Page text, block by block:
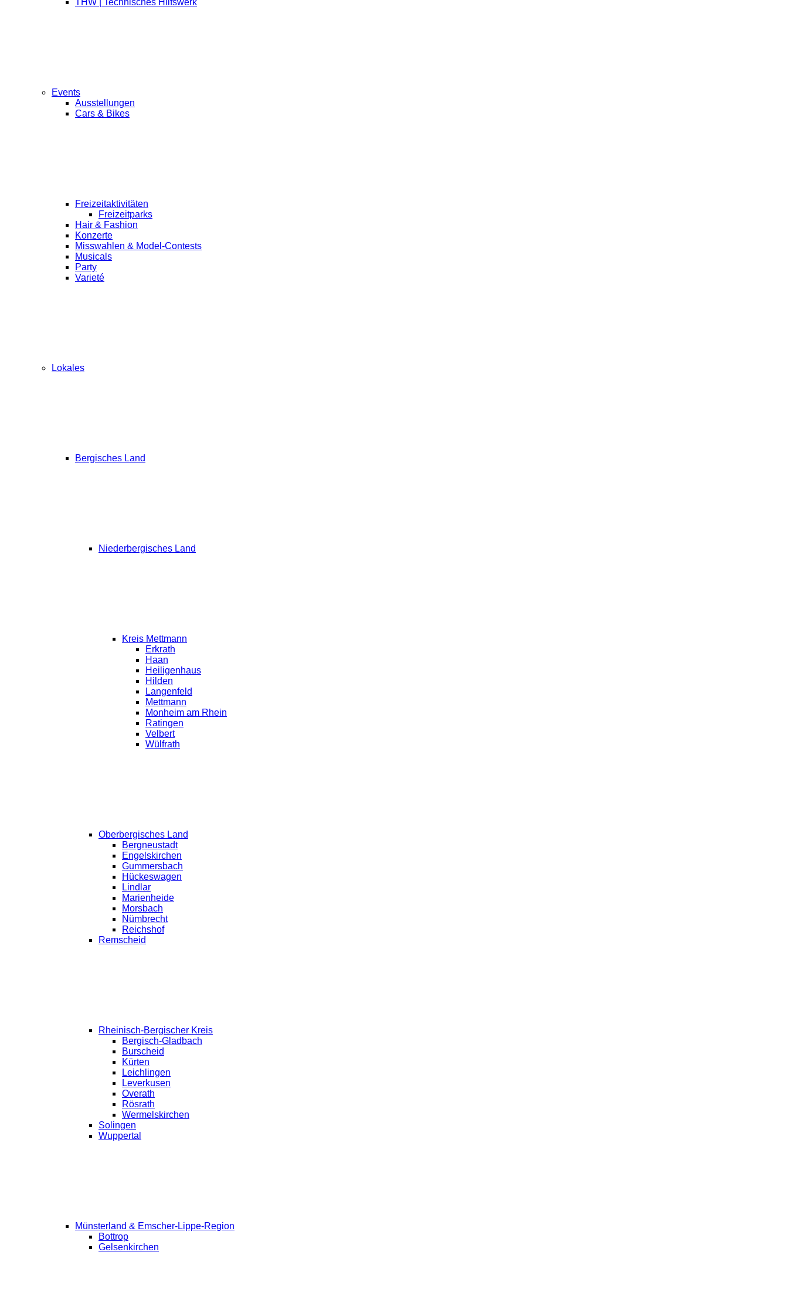
THW | Technisches Hilfswerk
Events
Ausstellungen
Cars & Bikes
Freizeitaktivitäten
Freizeitparks
Hair & Fashion
Konzerte
Misswahlen & Model-Contests
Musicals
Party
Varieté
Lokales
Bergisches Land
Niederbergisches Land
Kreis Mettmann
Erkrath
Haan
Heiligenhaus
Hilden
Langenfeld
Mettmann
Monheim am Rhein
Ratingen
Velbert
Wülfrath
Oberbergisches Land
Bergneustadt
Engelskirchen
Gummersbach
Hückeswagen
Lindlar
Marienheide
Morsbach
Nümbrecht
Reichshof
Remscheid
Rheinisch-Bergischer Kreis
Bergisch-Gladbach
Burscheid
Kürten
Leichlingen
Leverkusen
Overath
Rösrath
Wermelskirchen
Solingen
Wuppertal
Münsterland & Emscher-Lippe-Region
Bottrop
Gelsenkirchen